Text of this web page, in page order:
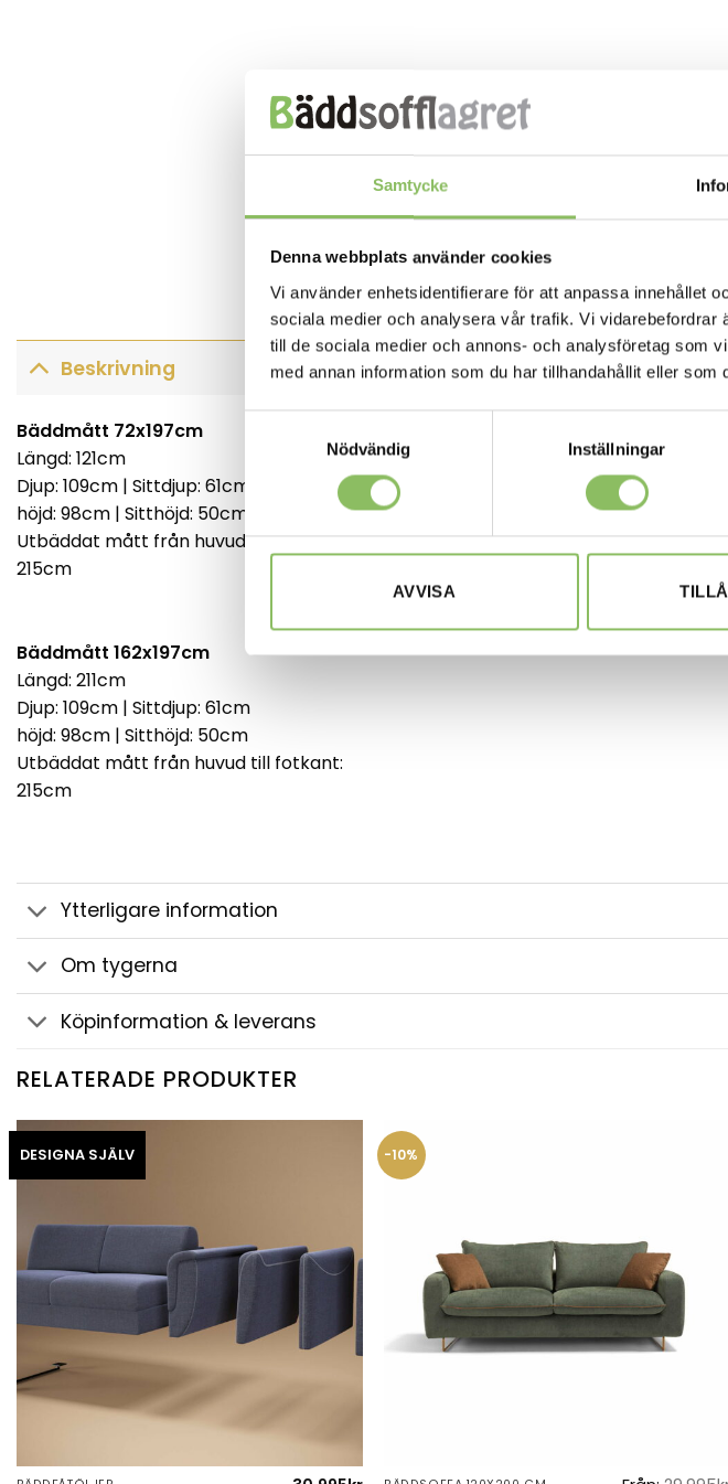
Samtycke
Denna webbplats använder cookies
Vi använder enhetsidentifierare för att anpassa innehållet
sociala medier och analysera vår trafik. Vi vidarebefordrar
till de sociala medier och annons- och analysföretag som
med annan information som du har tillhandahållit eller
Nödvändig
Inställningar
AVVISA
Beskrivning
Bäddmått 72x197cm
Längd: 121cm
Djup: 109cm | Sittdjup: 61cm
höjd: 98cm | Sitthöjd: 50cm
Utbäddat mått från huvud till fotkant:
215cm
Längd: 151cm
Djup: 109cm | Sittdjup: 61cm
höjd: 98cm | Sitthöjd: 50cm
Utbäddat mått från huvud till fotkant:
Bäddmått 162x197cm
Längd: 211cm
Djup: 109cm | Sittdjup: 61cm
höjd: 98cm | Sitthöjd: 50cm
Utbäddat mått från huvud till fotkant:
215cm
Ytterligare information
Om tygerna
Köpinformation & leverans
RELATERADE PRODUKTER
DESIGNA SJÄLV -10%